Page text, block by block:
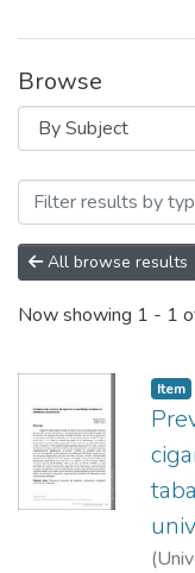
Browse
Browsing
All browse results
Now showing 1 - 1
Item
(